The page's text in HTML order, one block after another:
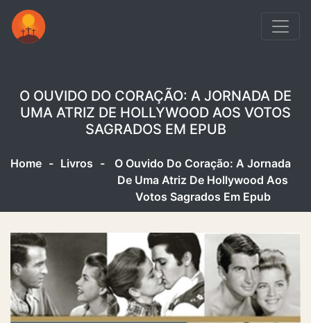
O OUVIDO DO CORAÇÃO: A JORNADA DE
UMA ATRIZ DE HOLLYWOOD AOS VOTOS
SAGRADOS EM EPUB
Home - Livros -
O Ouvido Do Coração: A Jornada
De Uma Atriz De Hollywood Aos
Votos Sagrados Em Epub